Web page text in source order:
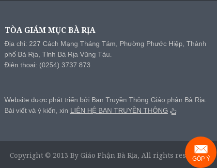
TÒA GIÁM MỤC BÀ RỊA
Địa chỉ: 227 Cách Mạng Tháng Tám, Phường Phước Hiệp, Thành
phố Bà Rịa, Tỉnh Bà Rịa Vũng Tàu.
Điện thoại: (0254) 3737 873
Website được phát triển bởi Ban Truyền Thông Giáo phận Bà Rịa.
Bài viết và ý kiến, xin LIÊN HỆ BAN TRUYỀN THÔNG
Copyright © 2013 By Giáo Phận Bà Rịa, All rights reserved.
GÓP Ý